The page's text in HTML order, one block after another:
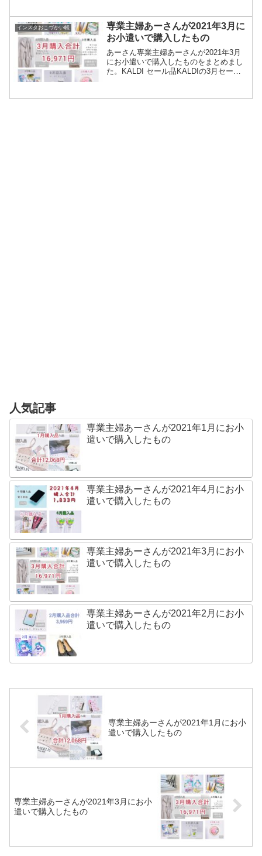
＞＞純ハイドロキノン 8％配合 キソ ハイ
ドロクリーム ...
インスタおこづかい帳
専業主婦あーさんが2021年3月に
お小遣いで購入したもの
あーさん専業主婦あーさんが2021年3月
にお小遣いで購入したものをまとめまし
た。KALDI セール品KALDIの3月セール
トチャイです。LINEポイントが貯まって
人気記事
専業主婦あーさんが2021年1月にお小
遣いで購入したもの
専業主婦あーさんが2021年4月にお小
遣いで購入したもの
専業主婦あーさんが2021年3月にお小
遣いで購入したもの
専業主婦あーさんが2021年2月にお小
遣いで購入したもの
専業主婦あーさんが2021年1月にお小
遣いで購入したもの
専業主婦あーさんが2021年3月にお小
遣いで購入したもの